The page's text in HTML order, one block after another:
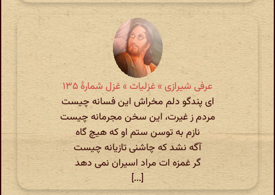
عرفی شیرازی » غزلیات » غزل شمارهٔ ۱۳۵
ای پندگو دلم مخراش این فسانه چیست
مردم ز غیرت، این سخن مجرمانه چیست
نازم به توسن ستم او که هیچ گاه
آگه نشد که چاشنی تازیانه چیست
گر غمزه ات مراد اسیران نمی دهد
[...]